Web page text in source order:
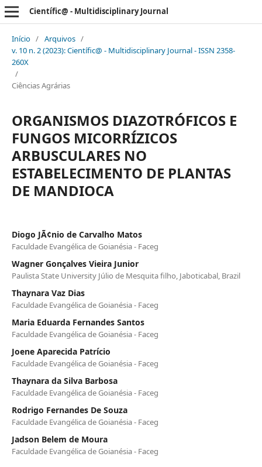
Científic@ - Multidisciplinary Journal
Início / Arquivos /
v. 10 n. 2 (2023): Científic@ - Multidisciplinary Journal - ISSN 2358-
260X
/
Ciências Agrárias
ORGANISMOS DIAZOTRÓFICOS E
FUNGOS MICORRÍZICOS
ARBUSCULARES NO
ESTABELECIMENTO DE PLANTAS
DE MANDIOCA
Diogo JÃ¢nio de Carvalho Matos
Faculdade Evangélica de Goianésia - Faceg
Wagner Gonçalves Vieira Junior
Paulista State University Júlio de Mesquita filho, Jaboticabal, Brazil
Thaynara Vaz Dias
Faculdade Evangélica de Goianésia - Faceg
Maria Eduarda Fernandes Santos
Faculdade Evangélica de Goianésia - Faceg
Joene Aparecida Patrício
Faculdade Evangélica de Goianésia - Faceg
Thaynara da Silva Barbosa
Faculdade Evangélica de Goianésia - Faceg
Rodrigo Fernandes De Souza
Faculdade Evangélica de Goianésia - Faceg
Jadson Belem de Moura
Faculdade Evangélica de Goianésia - Faceg